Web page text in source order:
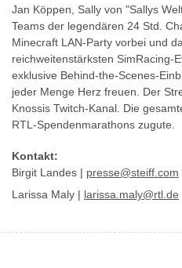
Jan Köppen, Sally von "Sallys
Teams der legendären 24 Std.
Minecraft LAN-Party vorbei und
reichweitenstärksten SimRacing-
exklusive Behind-the-Scenes-
jeder Menge Herz freuen. Der
Knossis Twitch-Kanal. Die
RTL-Spendenmarathons zugute.
Kontakt:
Birgit Landes | presse@steiff.com
Larissa Maly | larissa.maly@rtl.de